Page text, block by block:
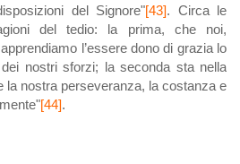
del Signore"[43]. Circa le
del tedio: la prima, che noi,
l’essere dono di grazia lo
nostri sforzi; la seconda sta nella
la nostra perseveranza, la costanza e
[44].